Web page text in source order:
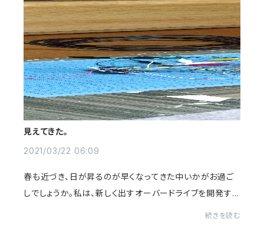
見えてきた。
2021/03/22 06:09
春も近づき、日が昇るのが早くなってきた中いかがお過ご
しでしょうか。私は、新しく出すオーバードライブを開発する
続きを読む